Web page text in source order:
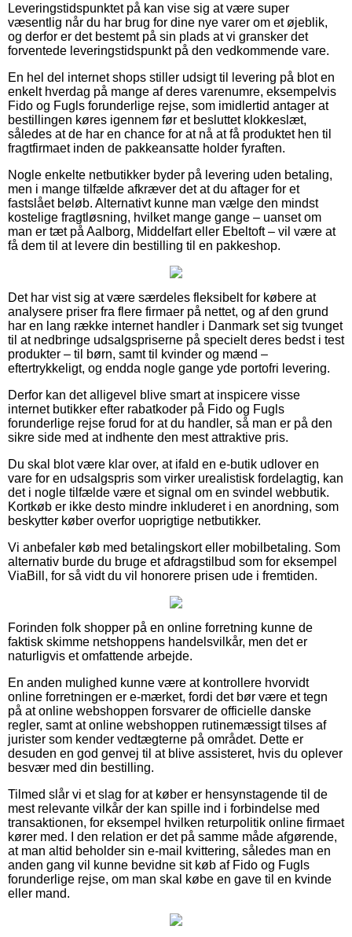
Leveringstidspunktet på kan vise sig at være super
væsentlig når du har brug for dine nye varer om et øjeblik,
og derfor er det bestemt på sin plads at vi gransker det
forventede leveringstidspunkt på den vedkommende vare.
En hel del internet shops stiller udsigt til levering på blot en
enkelt hverdag på mange af deres varenumre, eksempelvis
Fido og Fugls forunderlige rejse, som imidlertid antager at
bestillingen køres igennem før et besluttet klokkeslæt,
således at de har en chance for at nå at få produktet hen til
fragtfirmaet inden de pakkeansatte holder fyraften.
Nogle enkelte netbutikker byder på levering uden betaling,
men i mange tilfælde afkræver det at du aftager for et
fastslået beløb. Alternativt kunne man vælge den mindst
kostelige fragtløsning, hvilket mange gange – uanset om
man er tæt på Aalborg, Middelfart eller Ebeltoft – vil være at
få dem til at levere din bestilling til en pakkeshop.
Det har vist sig at være særdeles fleksibelt for købere at
analysere priser fra flere firmaer på nettet, og af den grund
har en lang række internet handler i Danmark set sig tvunget
til at nedbringe udsalgspriserne på specielt deres bedst i test
produkter – til børn, samt til kvinder og mænd –
eftertrykkeligt, og endda nogle gange yde portofri levering.
Derfor kan det alligevel blive smart at inspicere visse
internet butikker efter rabatkoder på Fido og Fugls
forunderlige rejse forud for at du handler, så man er på den
sikre side med at indhente den mest attraktive pris.
Du skal blot være klar over, at ifald en e-butik udlover en
vare for en udsalgspris som virker urealistisk fordelagtig, kan
det i nogle tilfælde være et signal om en svindel webbutik.
Kortkøb er ikke desto mindre inkluderet i en anordning, som
beskytter køber overfor uoprigtige netbutikker.
Vi anbefaler køb med betalingskort eller mobilbetaling. Som
alternativ burde du bruge et afdragstilbud som for eksempel
ViaBill, for så vidt du vil honorere prisen ude i fremtiden.
Forinden folk shopper på en online forretning kunne de
faktisk skimme netshoppens handelsvilkår, men det er
naturligvis et omfattende arbejde.
En anden mulighed kunne være at kontrollere hvorvidt
online forretningen er e-mærket, fordi det bør være et tegn
på at online webshoppen forsvarer de officielle danske
regler, samt at online webshoppen rutinemæssigt tilses af
jurister som kender vedtægterne på området. Dette er
desuden en god genvej til at blive assisteret, hvis du oplever
besvær med din bestilling.
Tilmed slår vi et slag for at køber er hensynstagende til de
mest relevante vilkår der kan spille ind i forbindelse med
transaktionen, for eksempel hvilken returpolitik online firmaet
kører med. I den relation er det på samme måde afgørende,
at man altid beholder sin e-mail kvittering, således man en
anden gang vil kunne bevidne sit køb af Fido og Fugls
forunderlige rejse, om man skal købe en gave til en kvinde
eller mand.